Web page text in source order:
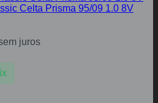
Celta Prisma 95/09 1.0 8V
juros